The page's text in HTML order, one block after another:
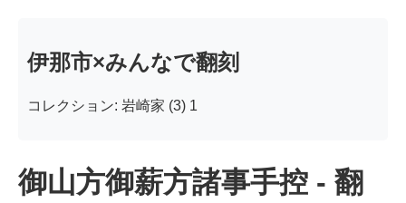
伊那市×みんなで翻刻
コレクション: 岩崎家 (3) 1
御山方御薪方諸事手控 - 翻